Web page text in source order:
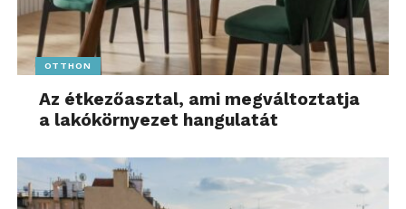
OTTHON
Az étkezőasztal, ami megváltoztatja
a lakókörnyezet hangulatát